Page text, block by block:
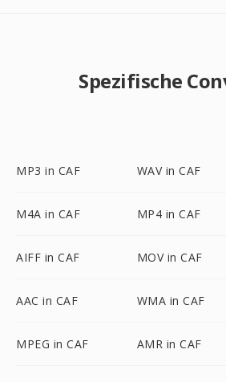
Spezifische
MP3 in CAF WAV in CAF
M4A in CAF MP4 in CAF
AIFF in CAF MOV in CAF
AAC in CAF WMA in CAF
MPEG in CAF AMR in CAF